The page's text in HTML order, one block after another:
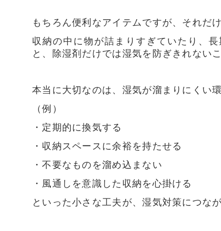
もちろん便利なアイテムですが、それだ
収納の中に物が詰まりすぎていたり、
と、除湿剤だけでは湿気を防ぎきれない
本当に大切なのは、湿気が溜まりにくい
（例）
・定期的に換気する
・収納スペースに余裕を持たせる
・不要なものを溜め込まない
・風通しを意識した収納を心掛ける
といった小さな工夫が、湿気対策につな